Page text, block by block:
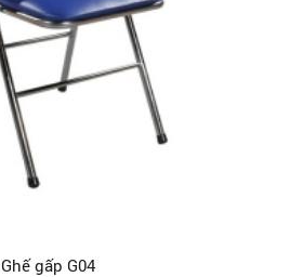
Ghế gấp G04